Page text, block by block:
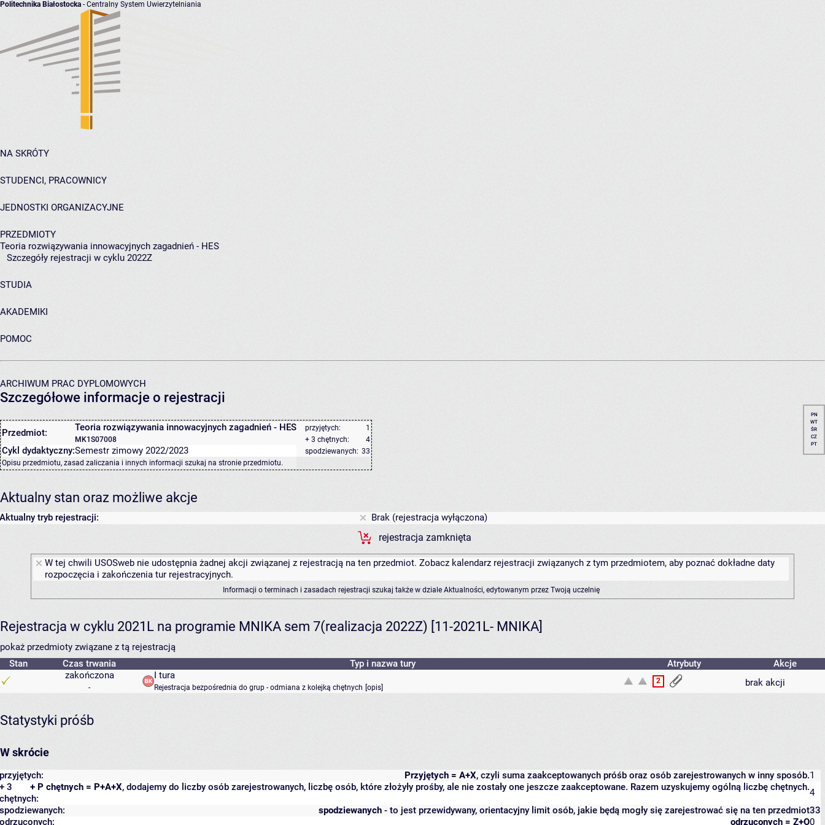
Politechnika Białostocka - Centralny System Uwierzytelniania
NA SKRÓTY
STUDENCI, PRACOWNICY
JEDNOSTKI ORGANIZACYJNE
PRZEDMIOTY
Teoria rozwiązywania innowacyjnych zagadnień - HES
Szczegóły rejestracji w cyklu 2022Z
STUDIA
AKADEMIKI
POMOC
ARCHIWUM PRAC DYPLOMOWYCH
Szczegółowe informacje o rejestracji
Przedmiot: Teoria rozwiązywania innowacyjnych zagadnień - HES
MK1S07008
przyjętych:
1
+ 3 chętnych:
4
spodziewanych: 33
Cykl dydaktyczny:Semestr zimowy 2022/2023
Opisu przedmiotu, zasad zaliczania i innych informacji szukaj na stronie przedmiotu.
PN
WT
ŚR
CZ
PT
Aktualny stan oraz możliwe akcje
Aktualny tryb rejestracji:
Brak (rejestracja wyłączona)
rejestracja zamknięta
W tej chwili USOSweb nie udostępnia żadnej akcji związanej z rejestracją na ten przedmiot. Zobacz kalendarz rejestracji związanych z tym przedmiotem, aby poznać dokładne daty
rozpoczęcia i zakończenia tur rejestracyjnych.
Informacji o terminach i zasadach rejestracji szukaj także w dziale Aktualności, edytowanym przez Twoją uczelnię
Rejestracja w cyklu 2021L na programie MNIKA sem 7(realizacja 2022Z) [11-2021L- MNIKA]
pokaż przedmioty związane z tą rejestracją
Stan
Czas trwania Typ i nazwa tury Atrybuty
Akcje
zakończona
-
I tura
Rejestracja bezpośrednia do grup - odmiana z kolejką chętnych [opis]
2 brak akcji
Statystyki próśb
W skrócie
Przyjętych = A+X, czyli suma zaakceptowanych próśb oraz osób zarejestrowanych w inny sposób.
przyjętych:
1
+ P chętnych = P+A+X, dodajemy do liczby osób zarejestrowanych, liczbę osób, które złożyły prośby, ale nie zostały one jeszcze zaakceptowane. Razem uzyskujemy ogólną liczbę chętnych.
+ 3
chętnych:
4
spodziewanych - to jest przewidywany, orientacyjny limit osób, jakie będą mogły się zarejestrować się na ten przedmiot
spodziewanych:
33
odrzuconych = Z+O
odrzuconych: 0